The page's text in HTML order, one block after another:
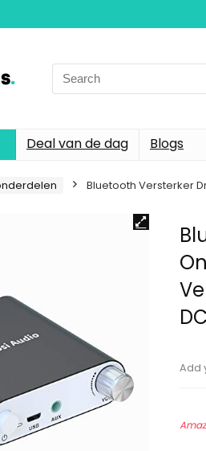
Search
for:
Deal van de dag Blogs
Bluetooth Versterker
Add